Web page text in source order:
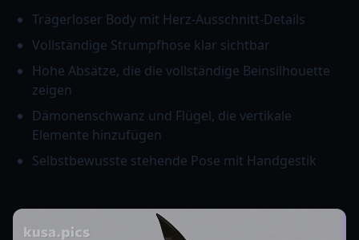
Trägerloser Body mit Herz-Ausschnitt-Details
Vollständige Strumpfhose klar sichtbar
Hohe Absätze, die die vollständige Beinsilhouette
zeigen
Dämonenschwanz und Flügel, die vertikale
Elemente hinzufügen
Selbstbewusste stehende Pose mit Handgestik